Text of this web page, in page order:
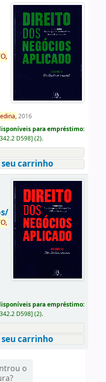
2016
para empréstimo:
342.2 D598] (2).
carrinho
para empréstimo:
342.2 D598] (2).
carrinho
o